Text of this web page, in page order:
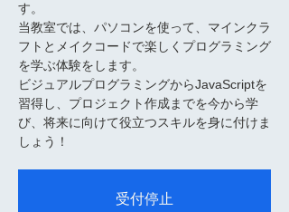
す。
当教室では、パソコンを使って、マインクラ
フトとメイクコードで楽しくプログラミング
を学ぶ体験をします。
ビジュアルプログラミングからJavaScriptを
習得し、プロジェクト作成までを今から学
び、将来に向けて役立つスキルを身に付けま
しょう！
受付停止